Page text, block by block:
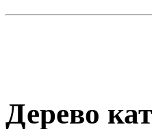
Дерево